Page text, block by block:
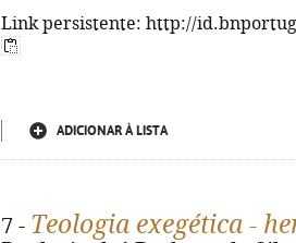
Link persistente: http://
ADICIONAR À LISTA
7 - Teologia exegética -